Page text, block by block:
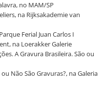
no MAM/SP
na Rijksakademie van
Ferial Juan Carlos I
na Loerakker Galerie
A Gravura Brasileira. São ou
Não São Gravuras?, na Galeria